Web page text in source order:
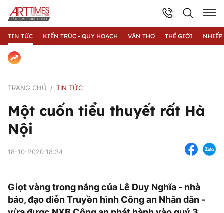
TIN TỨC KIẾN TRÚC - QUY HOẠCH VĂN THƠ THẾ GIỚI
TRANG CHỦ TIN TỨC
Một cuốn tiểu thuyết rất Hà
Nội
18-10-2020 18:34
Giọt vàng trong nắng của Lê Duy Nghĩa - nhà
báo, đạo diễn Truyền hình Công an Nhân dân -